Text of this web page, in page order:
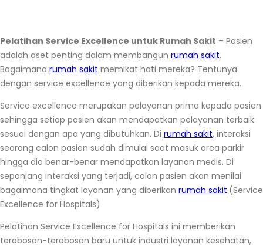
Pelatihan Service Excellence untuk Rumah Sakit – Pasien
adalah aset penting dalam membangun rumah sakit.
Bagaimana rumah sakit memikat hati mereka? Tentunya
dengan service excellence yang diberikan kepada mereka.
Service excellence merupakan pelayanan prima kepada pasien
sehingga setiap pasien akan mendapatkan pelayanan terbaik
sesuai dengan apa yang dibutuhkan. Di rumah sakit, interaksi
seorang calon pasien sudah dimulai saat masuk area parkir
hingga dia benar-benar mendapatkan layanan medis. Di
sepanjang interaksi yang terjadi, calon pasien akan menilai
bagaimana tingkat layanan yang diberikan rumah sakit.(Service
Excellence for Hospitals)
Pelatihan Service Excellence for Hospitals ini memberikan
terobosan-terobosan baru untuk industri layanan kesehatan,